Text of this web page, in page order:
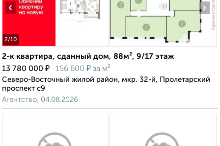
2/10
‹ ›
2-к квартира, сданный дом, 88м², 9/17 этаж
13 780 000 ₽ 156 600 ₽ за м²
Северо-Восточный жилой район, мкр. 32-й, Пролетарский
проспект с9
Агентство, 04.08.2026